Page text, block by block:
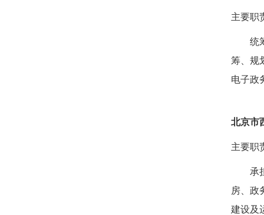
主要职
统
筹、规
电子政
北京市
主要职
承
房、政
建设及